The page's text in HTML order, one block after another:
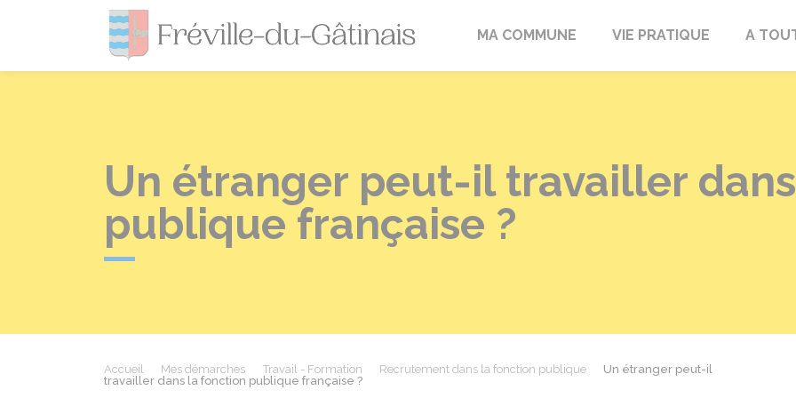
Fréville-du-Gâtinais
MA COMMUNE VIE PRATIQUE A
Un étranger peut-il travailler
publique française ?
Accueil Mes démarches Travail - Formation Recrutement dans la fonction publique
Un étranger peut-il
travailler dans la fonction publique française ?